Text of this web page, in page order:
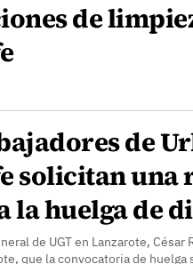
de
de
solicitan una
la huelga de
de UGT en Lanzarote, César
que la convocatoria de huelga